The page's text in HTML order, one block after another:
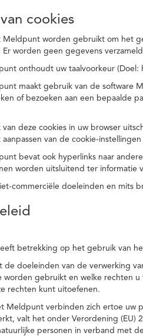
cookies
Meldpunt worden gebruikt om het
Er worden geen gegevens
onthoudt uw taalvoorkeur
maakt gebruik van de software
of bezoeken aan een bepaalde
deze cookies in uw browser
van de cookie-
bevat ook hyperlinks naar
worden uitsluitend ter informatie
commerciële doeleinden en mits
betrekking op het gebruik van
de doeleinden van de verwerking
worden gebruikt en welke rechten
rechten kunt uitoefenen.
Meldpunt verbinden zich ertoe uw
valt het onder Verordening (EU)
personen in verband met